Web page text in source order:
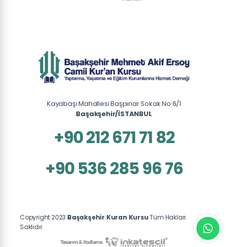
Kayabaşı Mahallesi Başpınar Sokak No:6/1
Başakşehir/İSTANBUL
+90 212 671 71 82
+90 536 285 96 76
Copyright 2023 Başakşehir Kuran KursuTüm Hakları
Saklıdır.